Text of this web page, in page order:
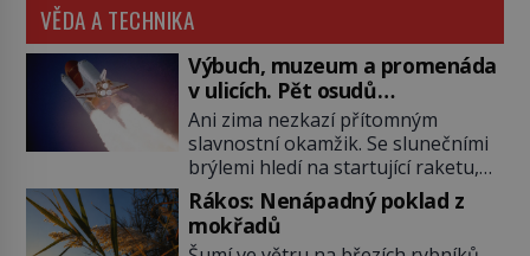
VĚDA A TECHNIKA
Výbuch, muzeum a promenáda
v ulicích. Pět osudů
nejslavnějších raketoplánů
Ani zima nezkazí přítomným
slavnostní okamžik. Se slunečními
brýlemi hledí na startující raketu,
která má do vesmíru vynést kromě
posádky také obyčejnou učitelku.
Po několika sekundách všem
Rákos: Nenápadný poklad z
mokřadů